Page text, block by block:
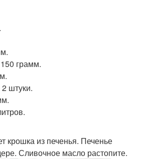
грамм.
штуки.
крошка из печенья. Печенье
Сливочное масло растопите.